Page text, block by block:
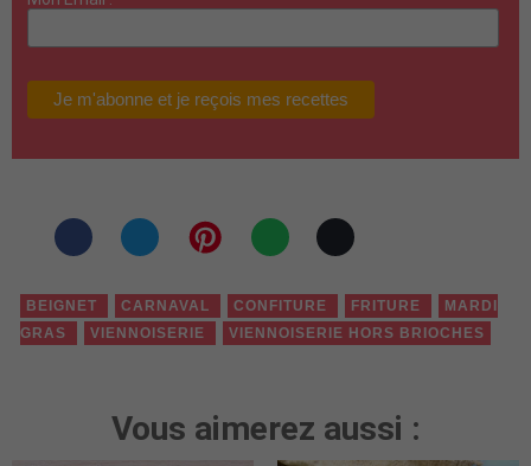
BEIGNET CARNAVAL CONFITURE FRITURE
MARDI
GRAS
VIENNOISERIE VIENNOISERIE HORS BRIOCHES
Vous aimerez aussi :